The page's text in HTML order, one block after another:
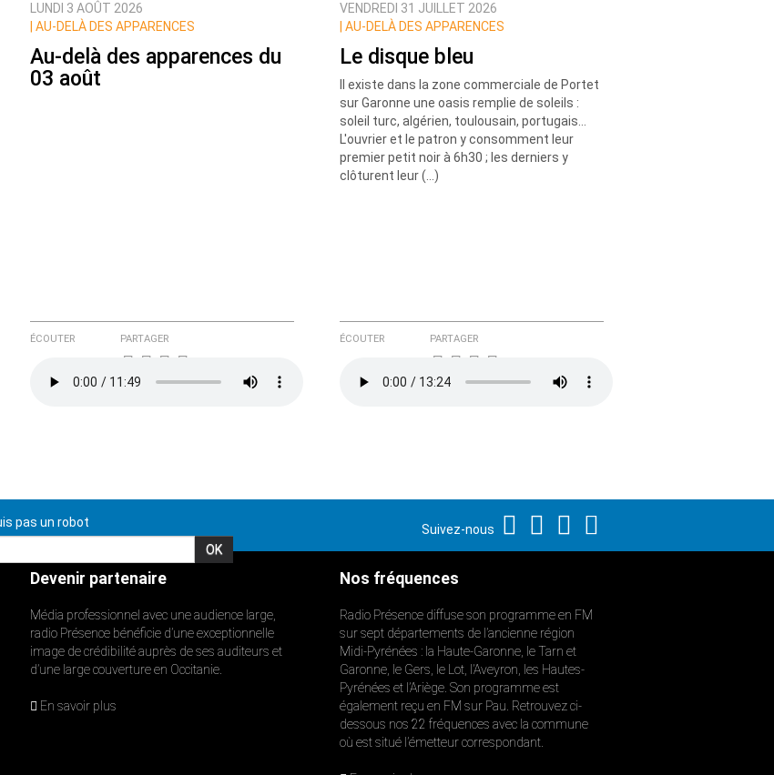
de cette discussion par email
LUNDI 3 AOÛT 2026
AU-DELÀ DES APPARENCES
Au-delà des apparences du
03 août
ÉCOUTER PARTAGER
VENDREDI 31 JUILLET 2026
AU-DELÀ DES APPARENCES
Le disque bleu
Il existe dans la zone commerciale de Portet
sur Garonne une oasis remplie de soleils :
soleil turc, algérien, toulousain, portugais…
L'ouvrier et le patron y consomment leur
premier petit noir à 6h30 ; les derniers y
clôturent leur (…)
ÉCOUTER PARTAGER
pas un robot
Suivez-nous
Devenir partenaire
Média professionnel avec une audience large,
radio Présence bénéficie d’une exceptionnelle
image de crédibilité auprès de ses auditeurs et
d’une large couverture en Occitanie.
En savoir plus
Nos fréquences
Radio Présence diffuse son programme en FM
sur sept départements de l’ancienne région
Midi-Pyrénées : la Haute-Garonne, le Tarn et
Garonne, le Gers, le Lot, l’Aveyron, les Hautes-
Pyrénées et l’Ariège. Son programme est
également reçu en FM sur Pau. Retrouvez ci-
dessous nos 22 fréquences avec la commune
où est situé l’émetteur correspondant.